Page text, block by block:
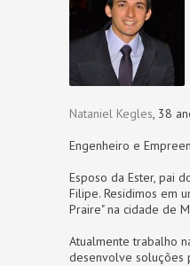
Nataniel Kegles, 38
Engenheiro e
Esposo da Ester, pai
Filipe. Residimos em
Praire" na cidade de
Atualmente trabalho
desenvolve soluções